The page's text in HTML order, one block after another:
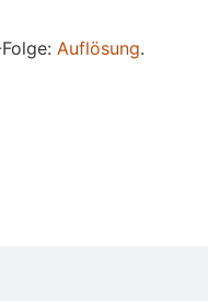
Auflösung.